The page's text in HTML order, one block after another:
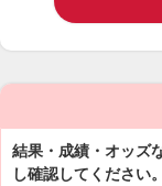
結果・成績・オッズ
し確認してください。